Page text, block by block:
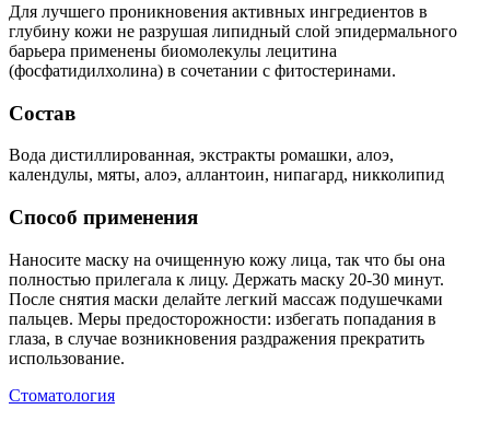
Для лучшего проникновения активных ингредиентов в
глубину кожи не разрушая липидный слой эпидермального
барьера применены биомолекулы лецитина
(фосфатидилхолина) в сочетании с фитостеринами.
Состав
Вода дистиллированная, экстракты ромашки, алоэ,
календулы, мяты, алоэ, аллантоин, нипагард, никколипид
Способ применения
Наносите маску на очищенную кожу лица, так что бы она
полностью прилегала к лицу. Держать маску 20-30 минут.
После снятия маски делайте легкий массаж подушечками
пальцев. Меры предосторожности: избегать попадания в
глаза, в случае возникновения раздражения прекратить
использование.
Стоматология